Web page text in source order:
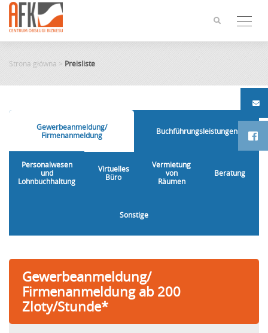
content
Strona główna > Preisliste
Gewerbeanmeldung/
Firmenanmeldung
Buchführungsleistungen
Personalwesen
und
Lohnbuchhaltung
Virtuelles
Büro
Vermietung
von
Räumen
Beratung
Sonstige
Gewerbeanmeldung/
Firmenanmeldung ab 200
Zloty/Stunde*